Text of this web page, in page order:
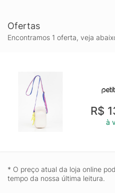
Ofertas
Encontramos 1 oferta, veja
R$
à
* O preço atual da loja online
tempo da nossa última leitura.